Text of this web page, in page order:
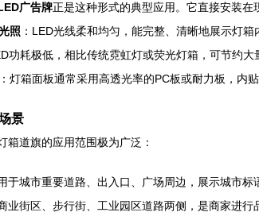
广告牌正是这种形式的典型应用。它直接安装在
照 ：LED光线柔和均匀，能完整、清晰地展示灯箱
功耗极低，相比传统霓虹灯或荧光灯箱，可节约大
：灯箱面板通常采用高透光率的PC板或耐力板，内
景
箱道旗的应用范围极为广泛：
于城市重要道路、出入口、广场周边，展示城市标
业街区、步行街、工业园区道路两侧，是商家进行